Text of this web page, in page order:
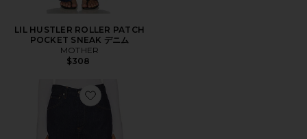
LIL HUSTLER ROLLER PATCH
POCKET SNEAK デニム
MOTHER
$308
Favorite AYLA ワイドレッグ